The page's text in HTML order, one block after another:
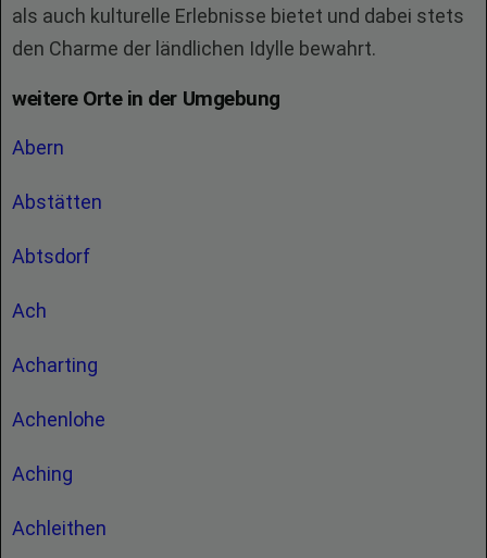
als auch kulturelle Erlebnisse bietet und dabei stets
den Charme der ländlichen Idylle bewahrt.
weitere Orte in der Umgebung
Abern
Abstätten
Abtsdorf
Ach
Acharting
Achenlohe
Aching
Achleithen